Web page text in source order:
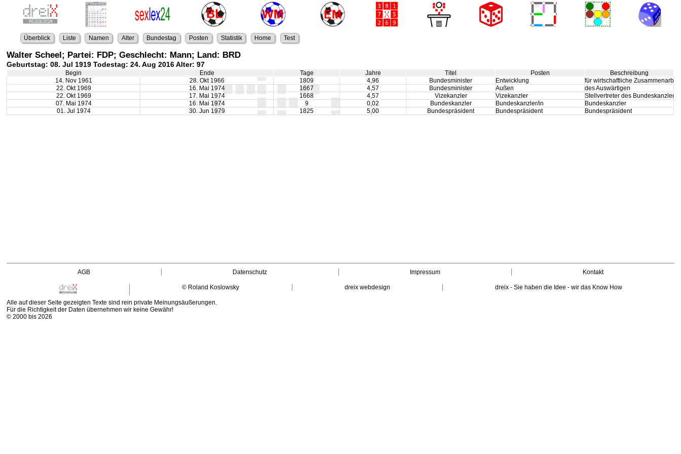
Überblick Liste Namen Alter Bundestag Posten Statistik Home Test
Walter Scheel; Partei: FDP; Geschlecht: Mann; Land: BRD
Geburtstag: 08. Jul 1919 Todestag: 24. Aug 2016 Alter: 97
Begin Ende Tage Jahre Titel Posten
Beschreibung
14. Nov 1961
28. Okt 1966 1809 4,96 Bundesminister Entwicklung
für wirtschaftliche
22. Okt 1969
16. Mai 1974 1667 4,57 Bundesminister Außen
des Auswärtigen
22. Okt 1969
17. Mai 1974 1668 4,57 Vizekanzler Vizekanzler
Stellvertreter des Bundeskanzlers
07. Mai 1974
16. Mai 1974 9 0,02 Bundeskanzler Bundeskanzler/in
Bundeskanzler
01. Jul 1974
30. Jun 1979 1825 5,00 Bundespräsident Bundespräsident Bundespräsident
AGB Datenschutz Impressum Kontakt
© Roland Koslowsky dreix webdesign dreix - Sie haben die Idee - wir das Know How
Alle auf dieser Seite gezeigten Texte sind rein private Meinungsäußerungen.
Für die Richtigkeit der Daten übernehmen wir keine Gewähr!
© 2000 bis 2026